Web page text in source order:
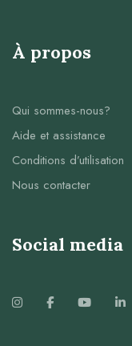
À propos
Qui sommes-nous?
Aide et assistance
Conditions d’utilisation
Nous contacter
Social media